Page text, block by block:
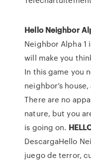
Hello Neighbor
Neighbor Alpha 1
will make you
In this game you
neighbor’s
There are no
nature, but you
is going on.
DescargaHello
juego de terror,